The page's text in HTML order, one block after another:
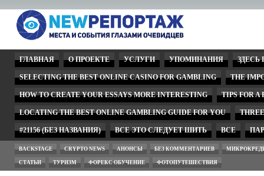
ГЛАВНАЯ О ПРОЕКТЕ УСЛУГИ УПОМИНАНИЯ
SELECTING THE BEST ONLINE CASINO FOR GAMBLING THE
HOW TO CREATE YOUR ESSAYS MORE INTERESTING TIPS FOR A
LOCATING THE BEST ONLINE GAMBLING GUIDE FOR YOU
#21156 (БЕЗ НАЗВАНИЯ) ВСЕ ЭТО СЛЕДУЕТ ШИТЬ ВСЕ
BACKSTAGE CRYPTO NEWS АНОНСЫ БЕЗ КОММЕНТАРИЕВ
СТАТЬИ ТУРИЗМ ФОРЕКС ОБУЧЕНИЕ ФОТОПУТЕШЕСТВИЯ